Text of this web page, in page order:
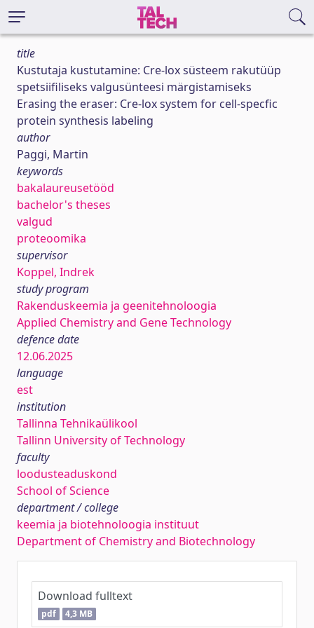
title
Kustutaja kustutamine: Cre-lox süsteem rakutüüp
spetsiifiliseks valgusünteesi märgistamiseks
Erasing the eraser: Cre-lox system for cell-specfic
protein synthesis labeling
author
Paggi, Martin
keywords
bakalaureusetööd
bachelor's theses
valgud
proteoomika
supervisor
Koppel, Indrek
study program
Rakenduskeemia ja geenitehnoloogia
Applied Chemistry and Gene Technology
defence date
12.06.2025
language
est
institution
Tallinna Tehnikaülikool
Tallinn University of Technology
faculty
loodusteaduskond
School of Science
department / college
keemia ja biotehnoloogia instituut
Department of Chemistry and Biotechnology
Download fulltext
pdf 4,3 MB